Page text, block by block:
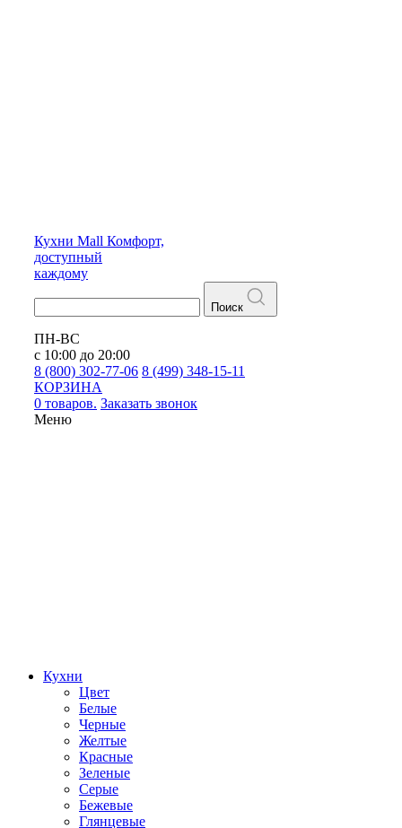
Кухни Mall Комфорт,
доступный
каждому
Поиск
ПН-ВС
с 10:00 до 20:00
8 (800) 302-77-06 8 (499) 348-15-11
КОРЗИНА
0 товаров. Заказать звонок
Меню
Кухни
Цвет
Белые
Черные
Желтые
Красные
Зеленые
Серые
Бежевые
Глянцевые